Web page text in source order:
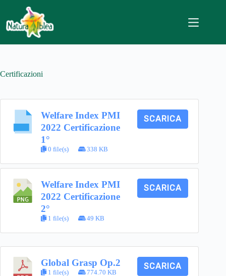
contenuto
Certificazioni
Welfare Index PMI
2022 Certificazione
1°
0 file(s) 338 KB
SCARICA
Welfare Index PMI
2022 Certificazione
2°
1 file(s) 49 KB
SCARICA
Global Grasp Op.2
1 file(s) 774.70 KB
SCARICA